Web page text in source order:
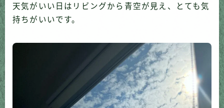
天気がいい日はリビングから青空が見え、とても気
持ちがいいです。